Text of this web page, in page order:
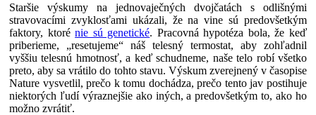
Staršie výskumy na jednovaječných dvojčatách s odlišnými
stravovacími zvyklosťami ukázali, že na vine sú predovšetkým
faktory, ktorénie sú genetické. Pracovná hypotéza bola, že keď
priberieme, „resetujeme“ náš telesný termostat, aby zohľadnil
vyššiu telesnú hmotnosť, a keď schudneme, naše telo robí všetko
preto, aby sa vrátilo do tohto stavu. Výskum zverejnený v časopise
Nature vysvetlil, prečo k tomu dochádza, prečo tento jav postihuje
niektorých ľudí výraznejšie ako iných, a predovšetkým to, ako ho
možno zvrátiť.